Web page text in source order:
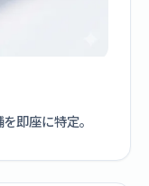
即座に特定。